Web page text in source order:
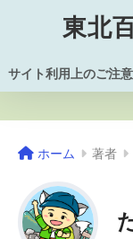
東北
サイト利用上のご注意
ホーム 著者